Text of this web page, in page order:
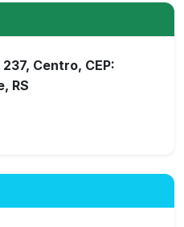
Centro, CEP:
RS